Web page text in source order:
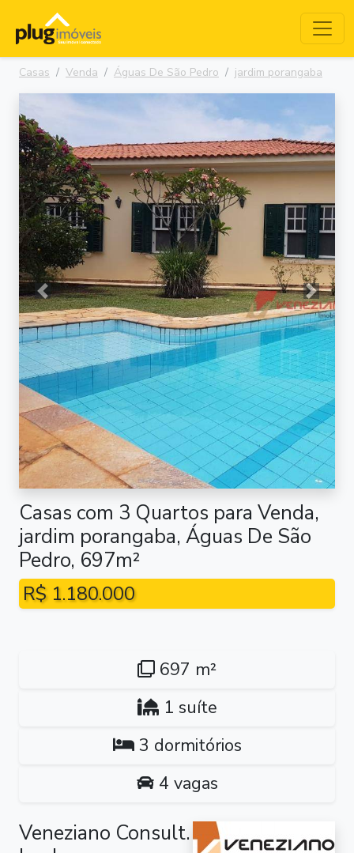
Casas Venda Águas De São Pedro jardim porangaba
Anterior Próxima
Casas com 3 Quartos para Venda,
jardim porangaba, Águas De São
Pedro, 697m²
R$ 1.180.000
697 m²
1 suíte
3 dormitórios
4 vagas
Veneziano Consult.